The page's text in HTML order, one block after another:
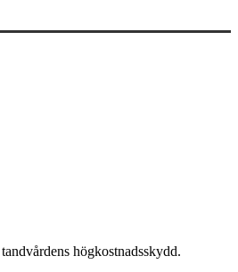
högkostnadsskydd.